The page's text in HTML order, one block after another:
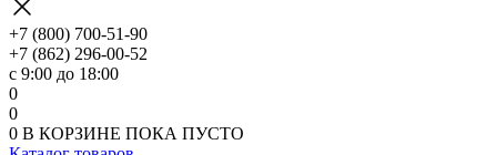
+7 (800) 700-51-90
+7 (862) 296-00-52
с 9:00 до 18:00
0
0
0 В КОРЗИНЕ ПОКА ПУСТО